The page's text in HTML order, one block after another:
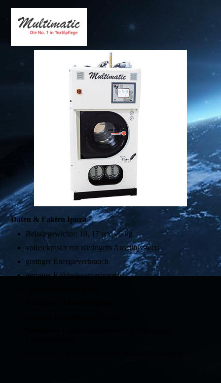
Daten & Fakten Ipura
Beladegewichte: 10, 17 und 25 kg
vollelektrisch mit niedrigem Anschlusswert
geringer Energieverbrauch
geringer Kühlwasserverbrauch